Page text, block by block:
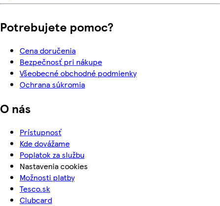
Potrebujete pomoc?
Cena doručenia
Bezpečnosť pri nákupe
Všeobecné obchodné podmienky
Ochrana súkromia
O nás
Prístupnosť
Kde dovážame
Poplatok za službu
Nastavenia cookies
Možnosti platby
Tesco.sk
Clubcard